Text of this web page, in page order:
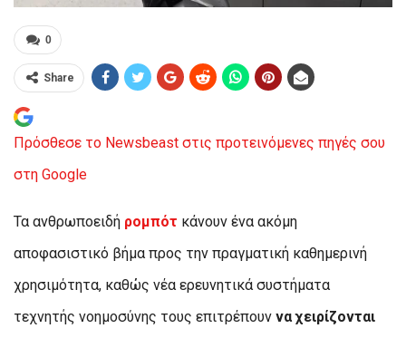
0
Share
Πρόσθεσε το Newsbeast στις προτεινόμενες πηγές σου
στη Google
Τα ανθρωποειδή ρομπότ κάνουν ένα ακόμη
αποφασιστικό βήμα προς την πραγματική καθημερινή
χρησιμότητα, καθώς νέα ερευνητικά συστήματα
τεχνητής νοημοσύνης τους επιτρέπουν να χειρίζονται